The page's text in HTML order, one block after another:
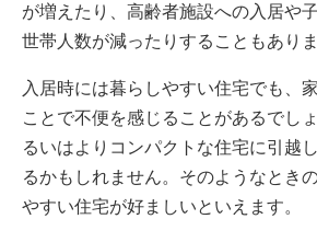
が増えたり、高齢者施設への入居や
世帯人数が減ったりすることもありま
入居時には暮らしやすい住宅でも、
ことで不便を感じることがあるでし
るいはよりコンパクトな住宅に引越
るかもしれません。そのようなとき
やすい住宅が好ましいといえます。